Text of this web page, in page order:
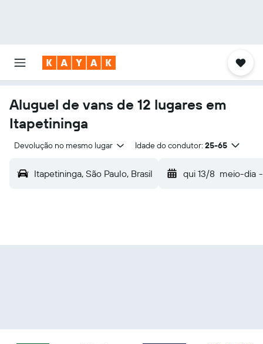
Aluguel de vans de 12 lugares em
Itapetininga
Devolução no mesmo lugar Idade do condutor: 25-65
Itapetininga, São Paulo, Brasil qui 13/8 meio-dia -